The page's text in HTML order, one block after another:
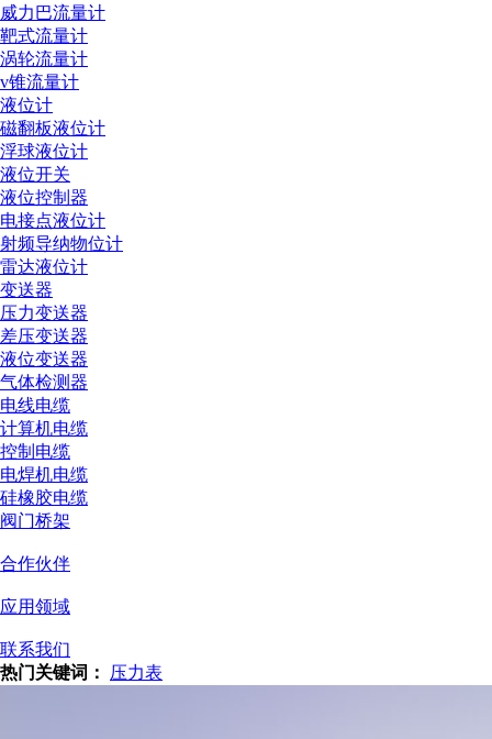
威力巴流量计
靶式流量计
涡轮流量计
v锥流量计
液位计
磁翻板液位计
浮球液位计
液位开关
液位控制器
电接点液位计
射频导纳物位计
雷达液位计
变送器
压力变送器
差压变送器
液位变送器
气体检测器
电线电缆
计算机电缆
控制电缆
电焊机电缆
硅橡胶电缆
阀门桥架
合作伙伴
应用领域
联系我们
热门关键词：
压力表